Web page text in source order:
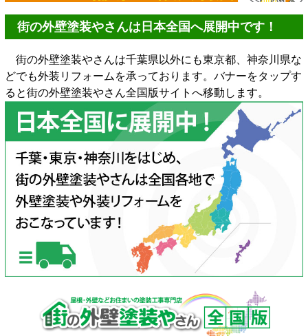
街の外壁塗装やさんは日本全国へ展開中です！
街の外壁塗装やさんは千葉県以外にも東京都、神奈川県な
どでも外装リフォームを承っております。バナーをタップす
ると街の外壁塗装やさん全国版サイトへ移動します。